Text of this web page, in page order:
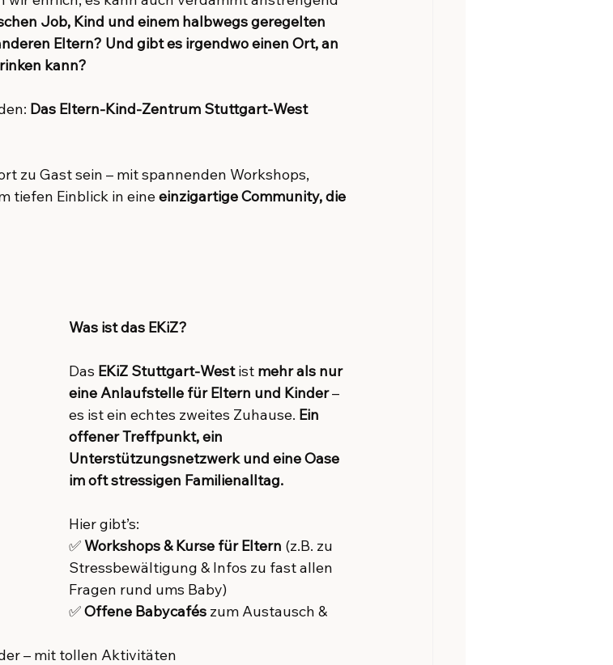
Job, Kind und einem halbwegs geregelten
Eltern? Und gibt es irgendwo einen Ort, an
kann?
Das Eltern-Kind-Zentrum Stuttgart-West
zu Gast sein – mit spannenden Workshops,
tiefen Einblick in eine einzigartige Community, die
Was ist das EKiZ?
Das EKiZ Stuttgart-West ist mehr als nur
eine Anlaufstelle für Eltern und Kinder –
es ist ein echtes zweites Zuhause. Ein
offener Treffpunkt, ein
Unterstützungsnetzwerk und eine Oase
im oft stressigen Familienalltag.
Hier gibt’s:
✅ Workshops & Kurse für Eltern (z.B. zu
Stressbewältigung & Infos zu fast allen
Fragen rund ums Baby)
✅ Offene Babycafés zum Austausch &
– mit tollen Aktivitäten